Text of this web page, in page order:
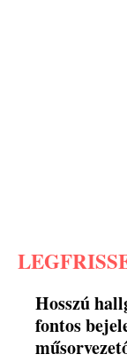
Hosszú
fontos